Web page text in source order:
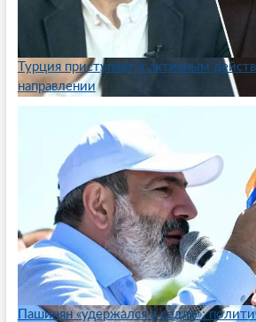
Турция приступает к активным
направлении
Пашинян «удержался в седле»: